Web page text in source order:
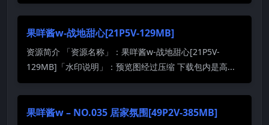
果咩酱w-战地甜心[21P5V-129MB]
资源简介 「资源名称」：果咩酱w-战地甜心[21P5V-
129MB]「水印说明」：预览图经过压缩 下载包内是高...
果咩酱w – NO.035 居家氛围[49P2V-385MB]